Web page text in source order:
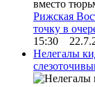
Рижская
точку в
15:30
Нелегалы